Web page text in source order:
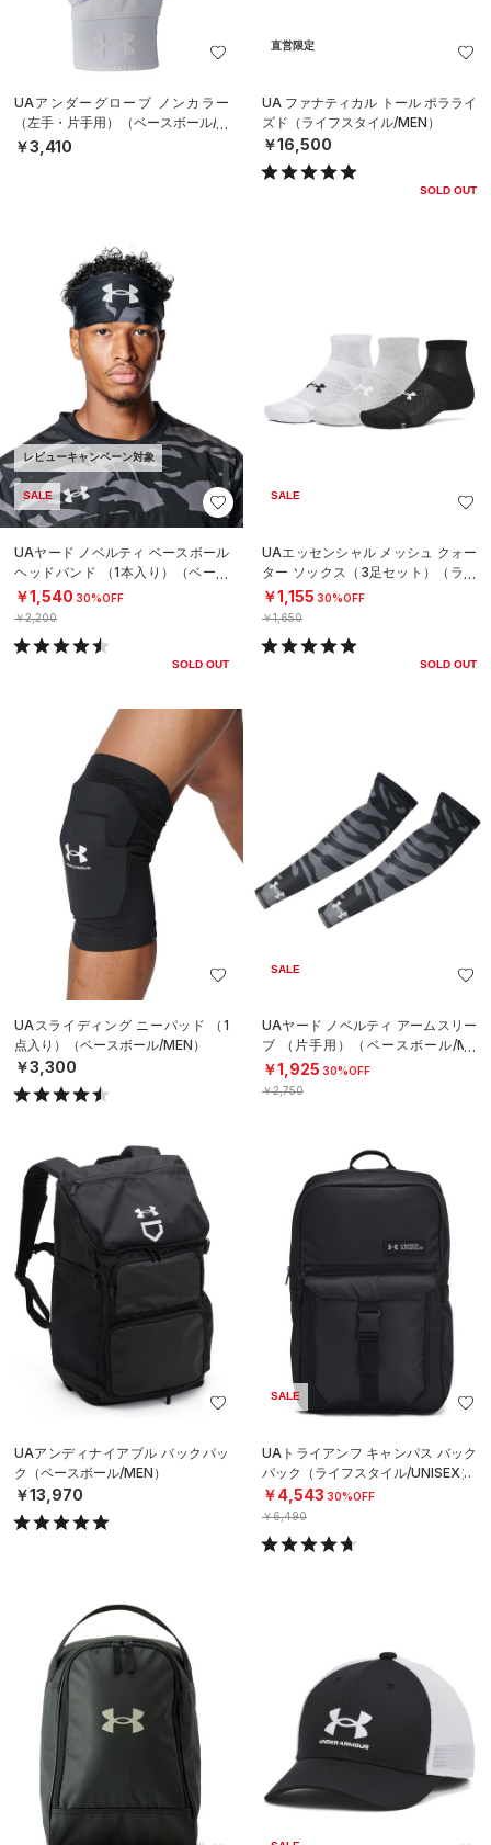
UAアンダーグローブ ノンカラー
（左手・片手用）（ベースボール/M
EN）
￥3,410
直営限定
UA ファナティカル トール ポラライ
ズド（ライフスタイル/MEN）
￥16,500
SOLD OUT
レビューキャンペーン対象
SALE
UAヤード ノベルティ ベースボール
ヘッドバンド （1本入り）（ベース
ボール/MEN）
￥1,540 30%OFF
￥2,200
SOLD OUT
SALE
UAエッセンシャル メッシュ クォー
ター ソックス（3足セット）（ライ
フスタイル/UNISEX）
￥1,155 30%OFF
￥1,650
SOLD OUT
UAスライディング ニーパッド （1
点入り）（ベースボール/MEN）
￥3,300
SALE
UAヤード ノベルティ アームスリー
ブ （片手用）（ベースボール/ME
N）
￥1,925 30%OFF
￥2,750
UAアンディナイアブル バックパッ
ク（ベースボール/MEN）
￥13,970
SALE
UAトライアンフ キャンパス バック
パック（ライフスタイル/UNISEX）
￥4,543 30%OFF
￥6,490